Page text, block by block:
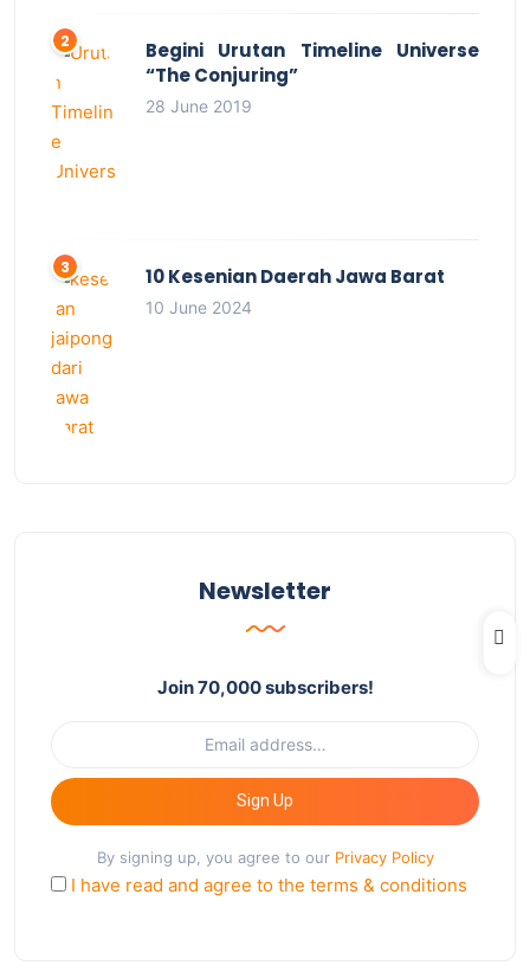
Begini Urutan Timeline Universe
“The Conjuring”
28 June 2019
10 Kesenian Daerah Jawa Barat
10 June 2024
Newsletter
Join 70,000 subscribers!
Sign Up
By signing up, you agree to our Privacy Policy
I have read and agree to the terms & conditions